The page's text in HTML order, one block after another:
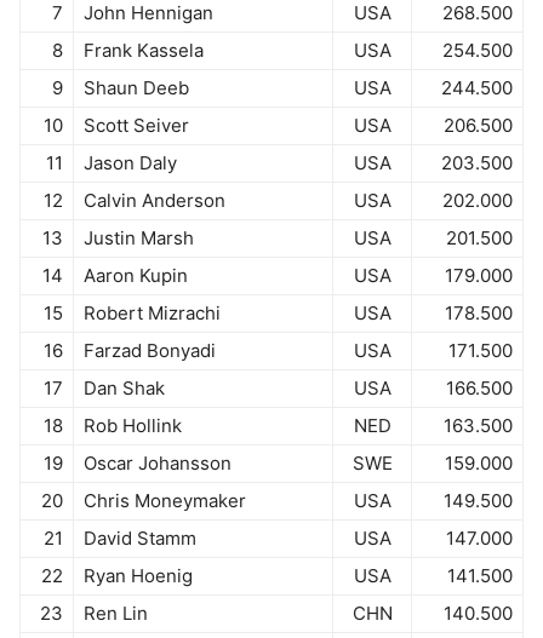
7
John Hennigan USA
268.500
8
Frank Kassela USA
254.500
9
Shaun Deeb USA
244.500
10
Scott Seiver USA
206.500
11
Jason Daly USA
203.500
12
Calvin Anderson USA
202.000
13
Justin Marsh USA
201.500
14
Aaron Kupin USA
179.000
15
Robert Mizrachi USA
178.500
16
Farzad Bonyadi USA
171.500
17
Dan Shak USA
166.500
18
Rob Hollink NED
163.500
19
Oscar Johansson SWE
159.000
20
Chris Moneymaker USA
149.500
21
David Stamm USA
147.000
22
Ryan Hoenig USA
141.500
23
Ren Lin CHN
140.500